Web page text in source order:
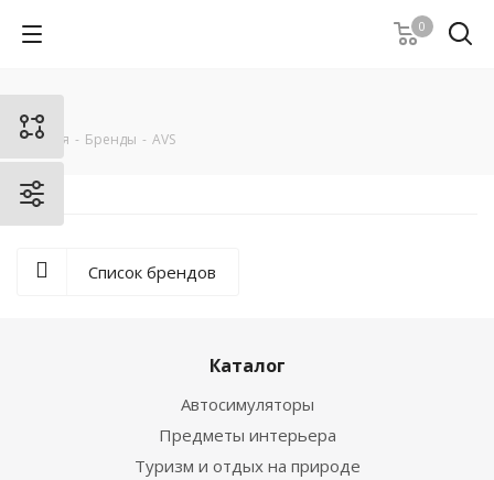
0
Главная - Бренды - AVS
Список брендов
Каталог
Автосимуляторы
Предметы интерьера
Туризм и отдых на природе